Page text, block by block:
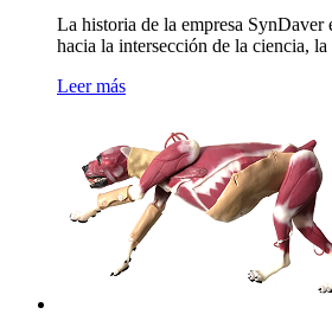
La historia de la empresa SynDaver
hacia la intersección de la ciencia,
Leer más